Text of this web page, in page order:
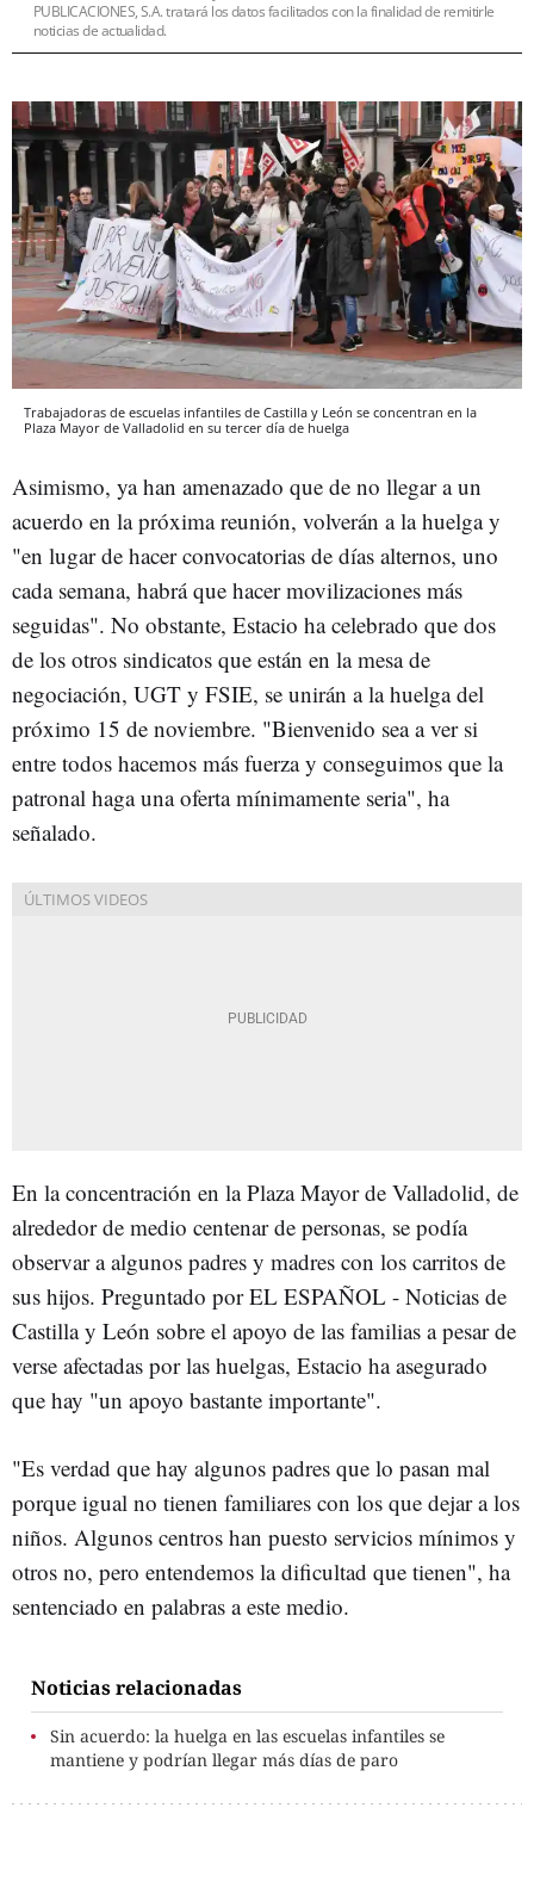
PUBLICACIONES, S.A. tratará los datos facilitados con la finalidad de remitirle
noticias de actualidad.
Trabajadoras de escuelas infantiles de Castilla y León se concentran en la
Plaza Mayor de Valladolid en su tercer día de huelga
Asimismo, ya han amenazado que de no llegar a un
acuerdo en la próxima reunión, volverán a la huelga y
"en lugar de hacer convocatorias de días alternos, uno
cada semana, habrá que hacer movilizaciones más
seguidas". No obstante, Estacio ha celebrado que dos
de los otros sindicatos que están en la mesa de
negociación, UGT y FSIE, se unirán a la huelga del
próximo 15 de noviembre. "Bienvenido sea a ver si
entre todos hacemos más fuerza y conseguimos que la
patronal haga una oferta mínimamente seria", ha
señalado.
En la concentración en la Plaza Mayor de Valladolid, de
alrededor de medio centenar de personas, se podía
observar a algunos padres y madres con los carritos de
sus hijos. Preguntado por EL ESPAÑOL - Noticias de
Castilla y León sobre el apoyo de las familias a pesar de
verse afectadas por las huelgas, Estacio ha asegurado
que hay "un apoyo bastante importante".
"Es verdad que hay algunos padres que lo pasan mal
porque igual no tienen familiares con los que dejar a los
niños. Algunos centros han puesto servicios mínimos y
otros no, pero entendemos la dificultad que tienen", ha
sentenciado en palabras a este medio.
Noticias relacionadas
Sin acuerdo: la huelga en las escuelas infantiles se
mantiene y podrían llegar más días de paro